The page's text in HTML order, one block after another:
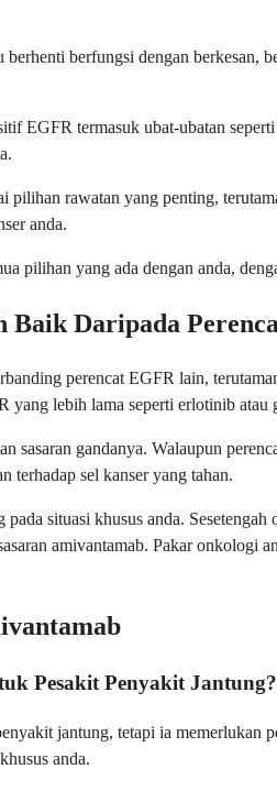
berfungsi dengan
EGFR termasuk ubat-ubatan
pilihan rawatan yang penting,
anda.
pilihan yang ada dengan anda,
Baik Daripada
perencat EGFR lain,
yang lebih lama seperti erlotinib atau
sasaran gandanya. Walaupun
terhadap sel kanser yang tahan.
situasi khusus anda.
amivantamab. Pakar onkologi
Pesakit Penyakit Jantung?
jantung, tetapi ia memerlukan
anda.